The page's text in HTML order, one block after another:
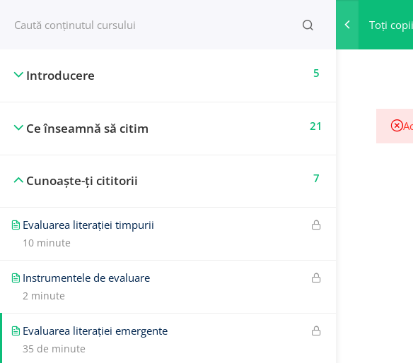
Toți
Introducere 5
Ce înseamnă să citim 21
Cunoaște-ți cititorii 7
Evaluarea literației timpurii
10 minute
Instrumentele de evaluare
2 minute
Evaluarea literației emergente
35 de minute
© Toți copiii citesc | citim@atcc.ro